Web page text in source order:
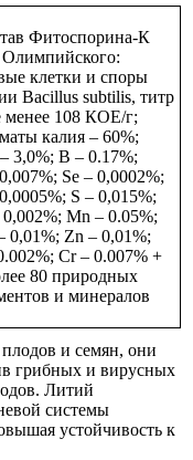
Фитоспорина-К
Олимпийского:
клетки и споры
Bacillus subtilis, титр
менее 108 КОЕ/г;
калия – 60%;
3,0%; B – 0.17%;
Se – 0,0002%;
S – 0,015%;
Mn – 0.05%;
0,01%; Zn – 0,01%;
Cr – 0.007% +
80 природных
и минералов
и семян, они
грибных и вирусных
Литий
системы
устойчивость к